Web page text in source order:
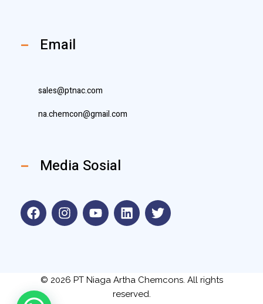
Email
sales@ptnac.com
na.chemcon@gmail.com
Media Sosial
© 2026 PT Niaga Artha Chemcons. All rights
reserved.